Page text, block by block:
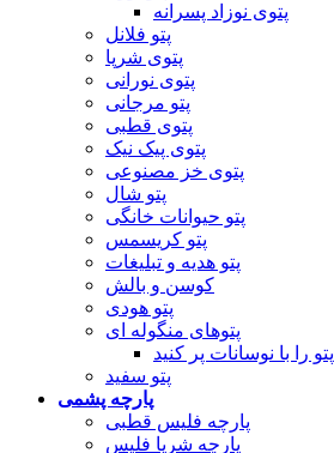
پتوی نوزاد پسرانه
پتو فلانل
پتوی شرپا
پتوی نورانی
پتو مرجانی
پتوی قطبی
پتوی پیک نیک
پتوی خز مصنوعی
پتو شال
پتو حیوانات خانگی
پتو کریسمس
پتو هدیه و تبلیغات
کوسن و بالش
پتو هودی
پتوهای منگوله ای
پتو را با نوسانات پر کنید
پتو سفید
پارچه پشمی
پارچه فلیس قطبی
پارچه شرپا فلیس